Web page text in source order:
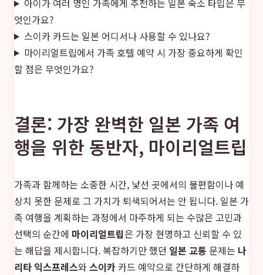
엇인가요?
스이카 카드는 일본 어디서나 사용할 수 있나요?
마이리얼트립에서 가족 호텔 예약 시 가장 중요하게 확인
할 점은 무엇인가요?
결론: 가장 완벽한 일본 가족 여
행을 위한 동반자, 마이리얼트립
가족과 함께하는 소중한 시간, 낯선 곳에서의 불편함이나 예
상치 못한 문제로 그 가치가 퇴색되어서는 안 됩니다. 일본 가
족 여행을 계획하는 과정에서 마주하게 되는 수많은 고민과
선택의 순간에 마이리얼트립은 가장 현명하고 신뢰할 수 있
는 해답을 제시합니다. 복잡하기만 했던 일본 교통 문제는 나
리타 익스프레스와 스이카 카드 예약으로 간단하게 해결하